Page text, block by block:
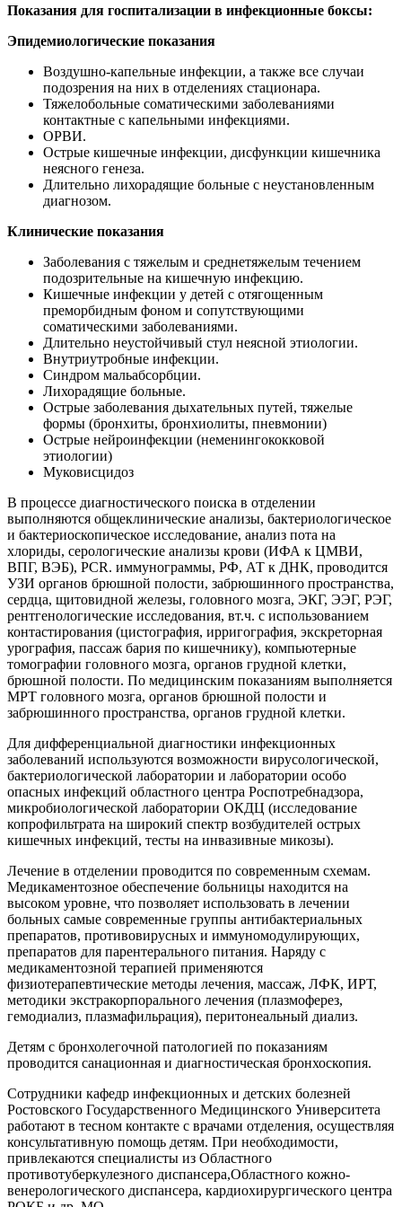
Показания для госпитализации в инфекционные боксы:
Эпидемиологические показания
Воздушно-капельные инфекции, а также все случаи
подозрения на них в отделениях стационара.
Тяжелобольные соматическими заболеваниями
контактные с капельными инфекциями.
ОРВИ.
Острые кишечные инфекции, дисфункции кишечника
неясного генеза.
Длительно лихорадящие больные с неустановленным
диагнозом.
Клинические показания
Заболевания с тяжелым и среднетяжелым течением
подозрительные на кишечную инфекцию.
Кишечные инфекции у детей с отягощенным
преморбидным фоном и сопутствующими
соматическими заболеваниями.
Длительно неустойчивый стул неясной этиологии.
Внутриутробные инфекции.
Синдром мальабсорбции.
Лихорадящие больные.
Острые заболевания дыхательных путей, тяжелые
формы (бронхиты, бронхиолиты, пневмонии)
Острые нейроинфекции (неменингококковой
этиологии)
Муковисцидоз
В процессе диагностического поиска в отделении
выполняются общеклинические анализы, бактериологическое
и бактериоскопическое исследование, анализ пота на
хлориды, серологические анализы крови (ИФА к ЦМВИ,
ВПГ, ВЭБ), PCR. иммунограммы, РФ, АТ к ДНК, проводится
УЗИ органов брюшной полости, забрюшинного пространства,
сердца, щитовидной железы, головного мозга, ЭКГ, ЭЭГ, РЭГ,
рентгенологические исследования, вт.ч. с использованием
контастирования (цистография, ирригография, экскреторная
урография, пассаж бария по кишечнику), компьютерные
томографии головного мозга, органов грудной клетки,
брюшной полости. По медицинским показаниям выполняется
МРТ головного мозга, органов брюшной полости и
забрюшинного пространства, органов грудной клетки.
Для дифференциальной диагностики инфекционных
заболеваний используются возможности вирусологической,
бактериологической лаборатории и лаборатории особо
опасных инфекций областного центра Роспотребнадзора,
микробиологической лаборатории ОКДЦ (исследование
копрофильтрата на широкий спектр возбудителей острых
кишечных инфекций, тесты на инвазивные микозы).
Лечение в отделении проводится по современным схемам.
Медикаментозное обеспечение больницы находится на
высоком уровне, что позволяет использовать в лечении
больных самые современные группы антибактериальных
препаратов, противовирусных и иммуномодулирующих,
препаратов для парентерального питания. Наряду с
медикаментозной терапией применяются
физиотерапевтические методы лечения, массаж, ЛФК, ИРТ,
методики экстракорпорального лечения (плазмоферез,
гемодиализ, плазмафильрация), перитонеальный диализ.
Детям с бронхолегочной патологией по показаниям
проводится санационная и диагностическая бронхоскопия.
Сотрудники кафедр инфекционных и детских болезней
Ростовского Государственного Медицинского Университета
работают в тесном контакте с врачами отделения, осуществляя
консультативную помощь детям. При необходимости,
привлекаются специалисты из Областного
противотуберкулезного диспансера,Областного кожно-
венерологического диспансера, кардиохирургического центра